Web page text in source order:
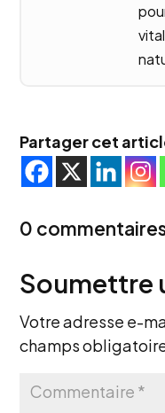
Partager cet
0
Soumettre
Votre adresse e-
champs